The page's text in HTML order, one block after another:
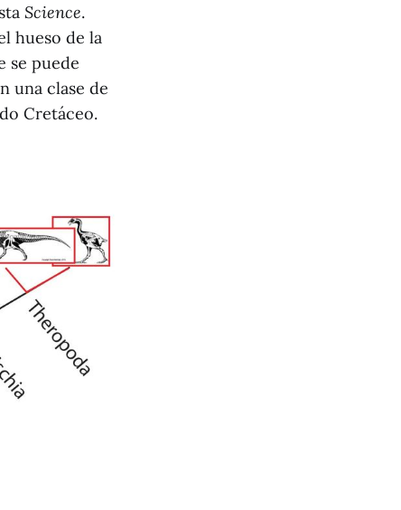
Science.
hueso de la
se puede
una clase de
Cretáceo.